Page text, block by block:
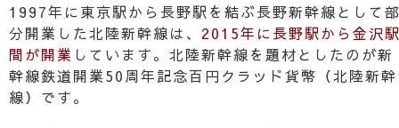
1997年に東京駅から長野駅を結ぶ長野新幹線として
分開業した北陸新幹線は、 2015年に長野駅から金沢
間が開業 しています。北陸新幹線を題材としたのが新
幹線鉄道開業50周年記念百円クラッド貨幣（北陸新幹
線）です。